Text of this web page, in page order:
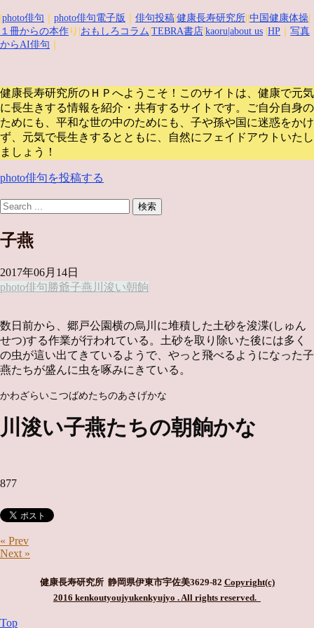
photo俳句 photo俳句電子版 俳句投稿 健康長寿研究所 中国健康体操
１冊からの本作 り| おもしろコラム TEBRA書店 kaoru |about us HP
写真
からAI俳句
健康長寿研究所のＨＰへようこそ！このサイトは、健康で元気
に長生きする情報を紹介・共有するサイトです。
ご自分自身の
ためにも、平和な世の中のためにも、子や孫や国に迷惑をかけ
ず、元気で長生きするとともに、自然にフェイドアウトいたし
ましょう！
photo俳句を投稿する
子燕
2017年06月14日
photo俳句 勝爺子燕 川浚い朝餉
数日前から、郷戸公園横の烏川に堆積した土砂を浚渫(しゅん
せつ)する作業が行われている。土砂を取り除いた後には多く
の虫が這い出てきているようで、やっと飛べるようになった子
燕たちが盛んに虫を啄みにきている。
かわざらいこつばめたちのあさげかな
川浚い子燕たちの朝餉かな
877
« Prev
Next »
健康長寿研究所 静岡県伊東市宇佐美3629-82 Copyright(c)
2016 kenkoutyoujyukenkyujyo . All rights reserved.
Top